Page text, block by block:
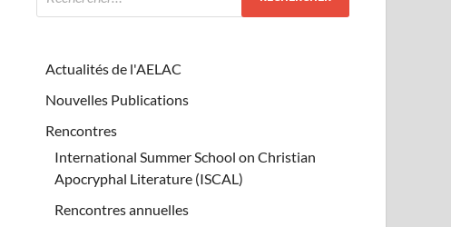
Actualités de l'AELAC
Nouvelles Publications
Rencontres
International Summer School on Christian
Apocryphal Literature (ISCAL)
Rencontres annuelles